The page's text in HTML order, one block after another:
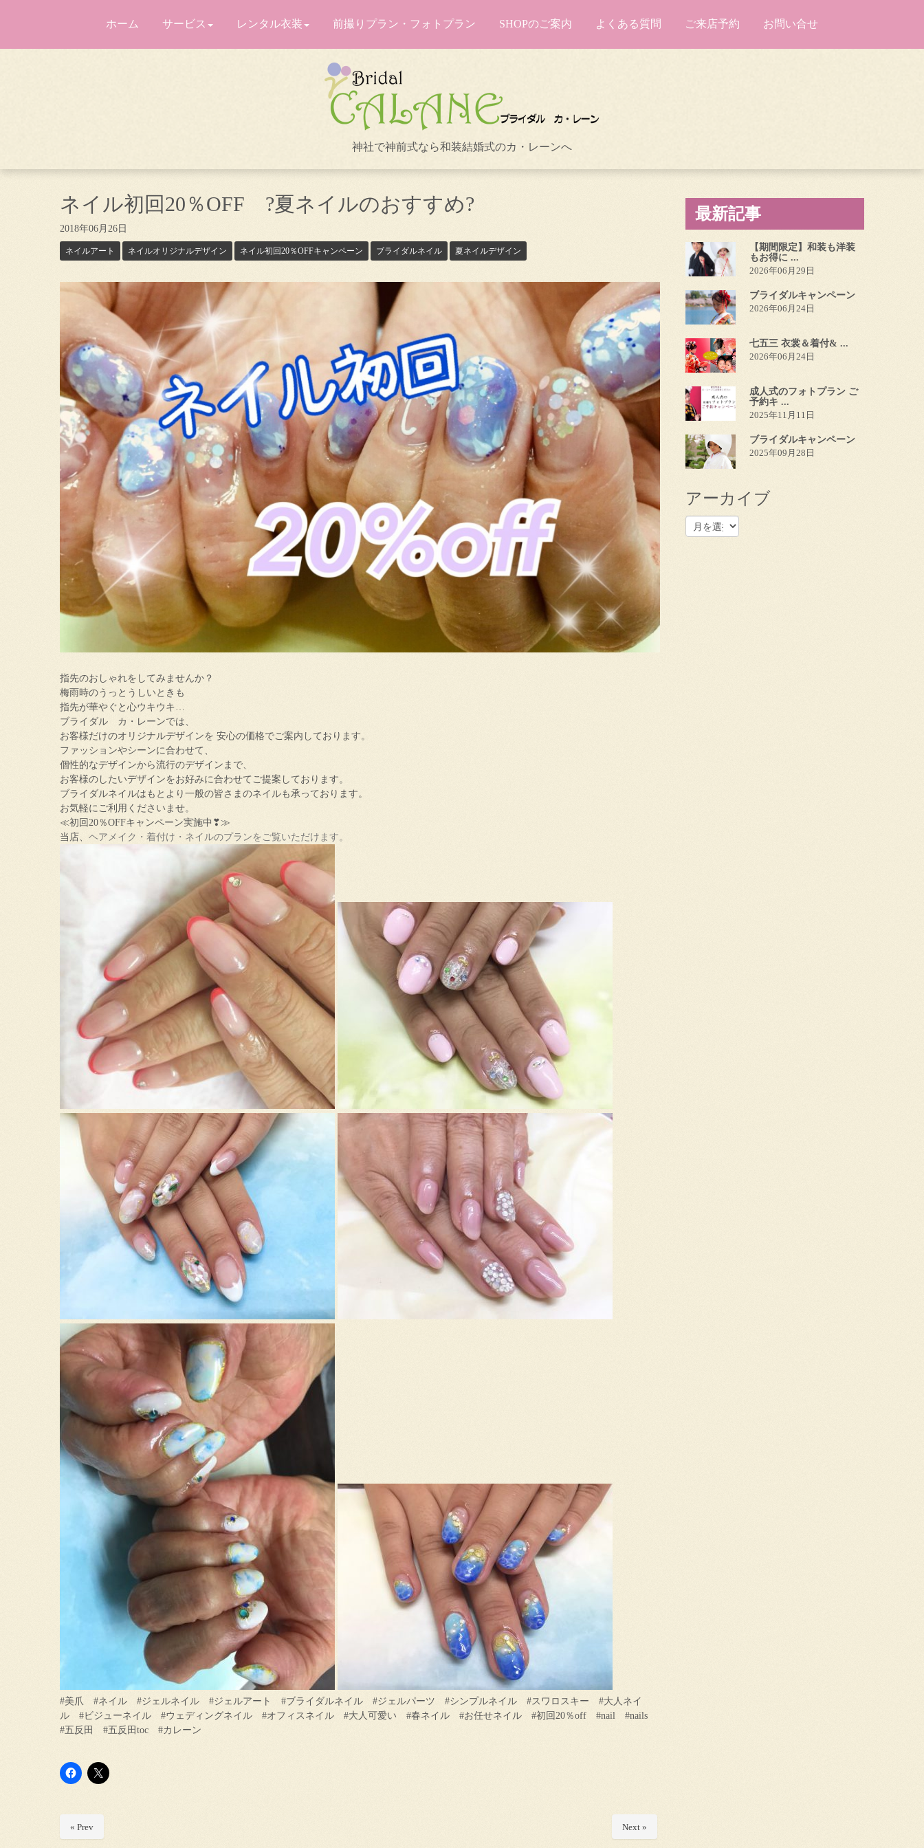
ホーム サービス レンタル衣装 前撮りプラン・フォトプラン SHOPのご案内 よくある質問 ご来店予約 お問い合せ
神社で神前式なら和装結婚式のカ・レーンへ
ネイル初回20％OFF ?夏ネイルのおすすめ?
2018年06月26日
ネイルアート ネイルオリジナルデザイン ネイル初回20％OFFキャンペーン ブライダルネイル 夏ネイルデザイン
指先のおしゃれをしてみませんか？
梅雨時のうっとうしいときも
指先が華やぐと心ウキウキ…
ブライダル カ・レーンでは、
お客様だけのオリジナルデザインを 安心の価格でご案内しております。
ファッションやシーンに合わせて、
個性的なデザインから流行のデザインまで、
お客様のしたいデザインをお好みに合わせてご提案しております。
ブライダルネイルはもとより一般の皆さまのネイルも承っております。
お気軽にご利用くださいませ。
≪初回20％OFFキャンペーン実施中❣≫
当店、 ヘアメイク・着付け・ネイルのプランをご覧いただけます。
#美爪 #ネイル #ジェルネイル #ジェルアート #ブライダルネイル #ジェルパーツ #シンプルネイル #スワロスキー #大人ネイ
ル #ビジューネイル #ウェディングネイル #オフィスネイル #大人可愛い #春ネイル #お任せネイル #初回20％off #nail #nails
#五反田 #五反田toc #カレーン
« Prev Next »
最新記事
【期間限定】和装も洋装
もお得に ...
2026年06月29日
ブライダルキャンペーン
2026年06月24日
七五三 衣裳＆着付& ...
2026年06月24日
成人式のフォトプラン ご
予約キ ...
2025年11月11日
ブライダルキャンペーン
2025年09月28日
アーカイブ